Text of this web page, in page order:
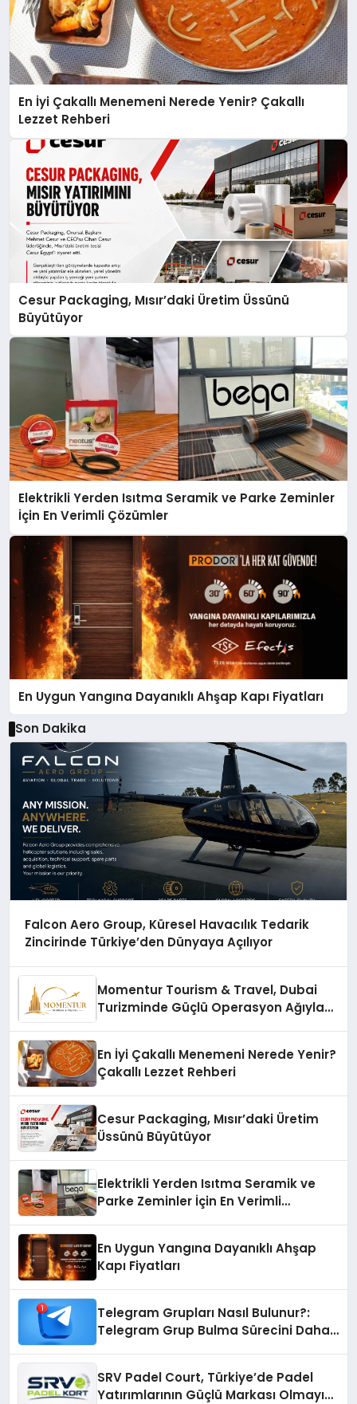
En İyi Çakallı Menemeni Nerede Yenir? Çakallı
Lezzet Rehberi
Cesur Packaging, Mısır’daki Üretim Üssünü
Büyütüyor
Elektrikli Yerden Isıtma Seramik ve Parke Zeminler
İçin En Verimli Çözümler
En Uygun Yangına Dayanıklı Ahşap Kapı Fiyatları
Son Dakika
Falcon Aero Group, Küresel Havacılık Tedarik
Zincirinde Türkiye’den Dünyaya Açılıyor
Momentur Tourism & Travel, Dubai
Turizminde Güçlü Operasyon Ağıyla
En İyi Çakallı Menemeni Nerede Yenir?
Çakallı Lezzet Rehberi
Cesur Packaging, Mısır’daki Üretim
Üssünü Büyütüyor
Elektrikli Yerden Isıtma Seramik ve
Parke Zeminler İçin En Verimli
En Uygun Yangına Dayanıklı Ahşap
Kapı Fiyatları
Telegram Grupları Nasıl Bulunur?:
Telegram Grup Bulma Sürecini Daha
SRV Padel Court, Türkiye’de Padel
Yatırımlarının Güçlü Markası Olmayı